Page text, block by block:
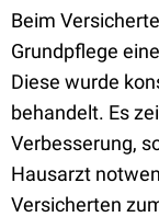
Beim
Grundpflege
Diese wurde
behandelt. Es
Verbesserung,
Hausarzt
Versicherten